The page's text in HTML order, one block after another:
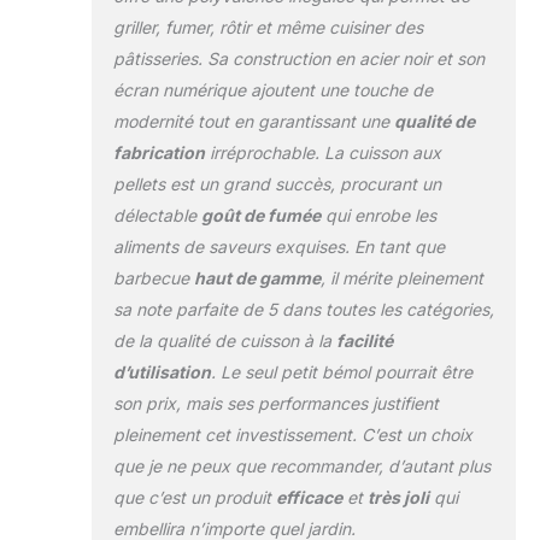
Facile
d'entretien et
résistant aux
intempéries : seuls
qualité supérieure
sont utilisés pour
ce gril, qui
convainquent par
leur durabilité et
répondent aux
normes de qualité
élevées. Cela rend
le barbecue
particulièrement
résistant et durable.
Pour toutes les
situations : grâce à
la diversité de
cuisson 8 en 1,
vous pouvez
griller, fumer, rôtir et même cuisiner des
pâtisseries. Sa construction en acier noir et son
écran numérique ajoutent une touche de
modernité tout en garantissant une qualité de
fabricationirréprochable. La cuisson aux
pellets est un grand succès, procurant un
délectable goût de fuméequi enrobe les
aliments de saveurs exquises. En tant que
barbecue haut de gamme, il mérite pleinement
sa note parfaite de 5 dans toutes les catégories,
de la qualité de cuisson à la facilité
d’utilisation. Le seul petit bémol pourrait être
son prix, mais ses performances justifient
pleinement cet investissement. C’est un choix
que je ne peux que recommander, d’autant plus
que c’est un produit efficaceet très joliqui
embellira n’importe quel jardin.